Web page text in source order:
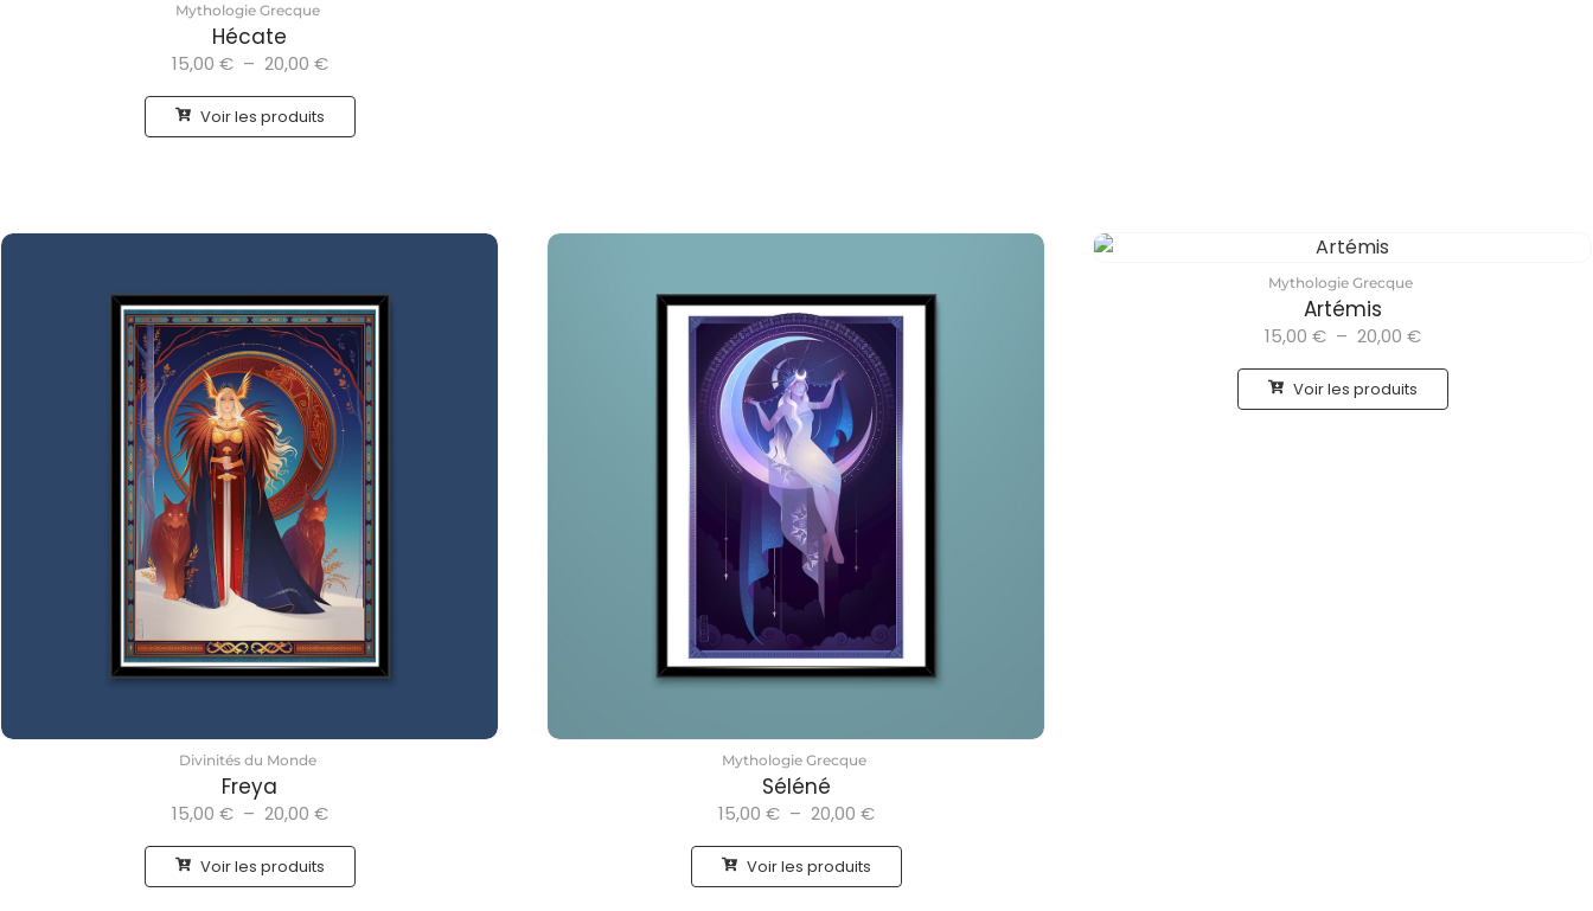
Mythologie Grecque
Hécate
15,00 € – 20,00 €
Voir les produits
Divinités du Monde
Freya
15,00 € – 20,00 €
Voir les produits
Mythologie Grecque
Séléné
15,00 € – 20,00 €
Voir les produits
Mythologie Grecque
Artémis
15,00 € – 20,00 €
Voir les produits